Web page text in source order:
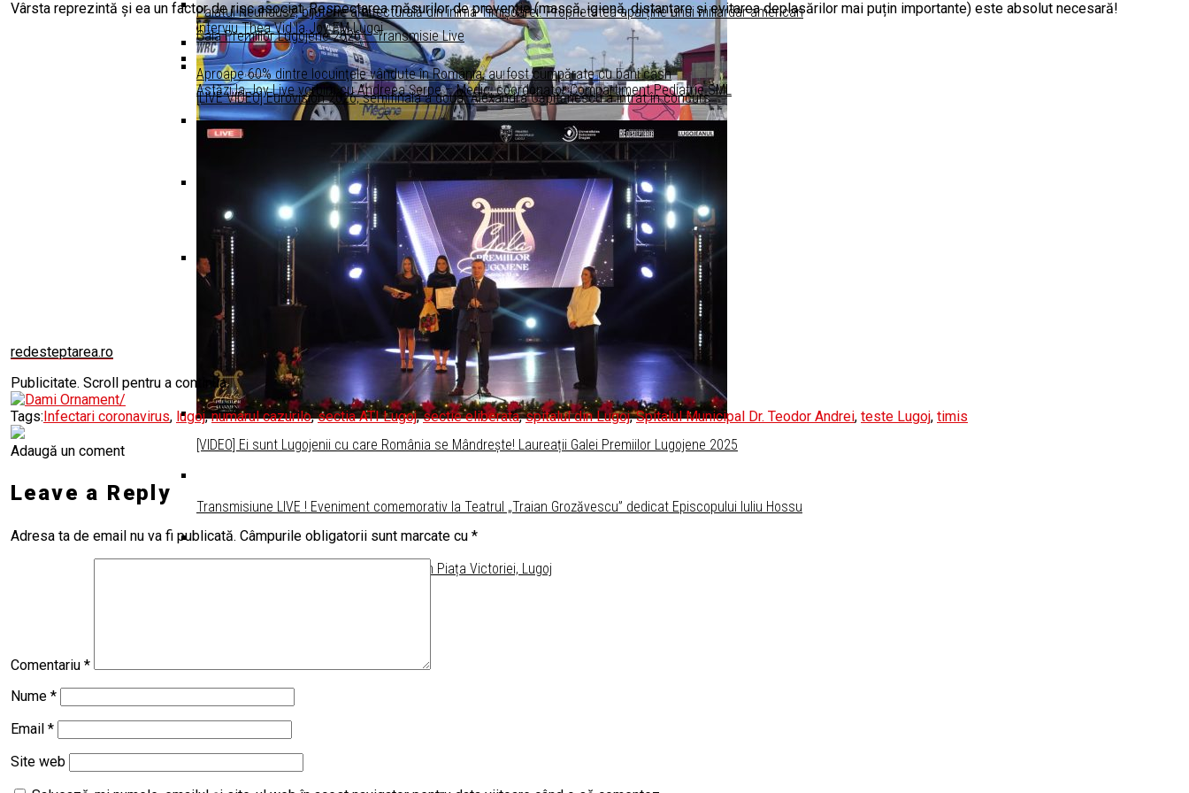
Transmisie LIVE ! Cupa „Ana Lugojana” 2025 – Autoslalom CIRCUIT
Palatul Neuhausz, bijuterie arhitecturală din inima Timișoarei. Proprietatea aparține unui miliardar american
Aproape 60% dintre locuinţele vândute în România, au fost cumpărate cu bani cash
Interviu Thea Vid la Joy FM Lugoj
Astăzi la Joy Live vorbim cu Andreea Șerpe – Medic, coordonator Compartiment Pediatrie SML
Eli Zah despre Muzicoterapie azi la Joy LIVE
Despre tendințele sezonului cu Adelina Tomescu la Joy LIVE
Gala Premiilor Lugojene 2026 – Transmisie Live
[LIVE VIDEO] Eurovision 2026, semifinala a doua. Alexandra Căpitănescu a intrat în concurs
[VIDEO] Ei sunt Lugojenii cu care România se Mândrește! Laureații Galei Premiilor Lugojene 2025
Transmisiune LIVE ! Eveniment comemorativ la Teatrul „Traian Grozăvescu” dedicat Episcopului Iuliu Hossu
Ruga Lugojeană 2025, transmisie LIVE din Piața Victoriei, Lugoj
Vârsta reprezintă și ea un factor de risc asociat. Respectarea măsurilor de prevenție (mască, igienă, distanțare și evitarea deplasărilor mai puțin importante) este absolut necesară!
redesteptarea.ro
Publicitate. Scroll pentru a continua.
Tags:Infectari coronavirus, lugoj,numarul cazurilo,sectia ATI Lugoj,sectie eliberata,spitalul din Lugoj,Spitalul Municipal Dr. Teodor Andrei, teste Lugoj, timis
Adaugă un coment
Leave a Reply
Adresa ta de email nu va fi publicată. Câmpurile obligatorii sunt marcate cu *
Comentariu *
Nume *
Email *
Site web